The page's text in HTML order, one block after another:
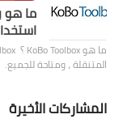
المتنقلة ، ومتاحة
المشاركات الأخيرة